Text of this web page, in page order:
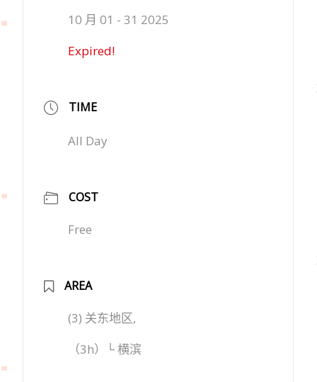
10 月 01 - 31 2025
Expired!
TIME
All Day
COST
Free
AREA
(3) 关东地区,
（3h）└ 横滨